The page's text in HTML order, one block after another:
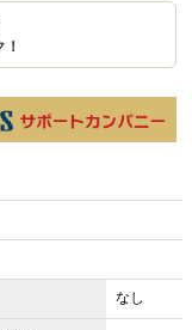
なし